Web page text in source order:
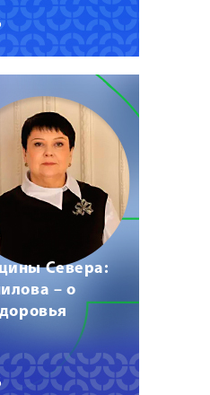
Севера:
– о